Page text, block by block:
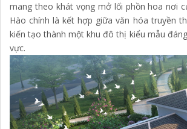
mang theo khát vọng mở lối phồn hoa nơi
Hào chính là kết hợp giữa văn hóa truyền
kiến tạo thành một khu đô thị kiểu mẫu
vực.